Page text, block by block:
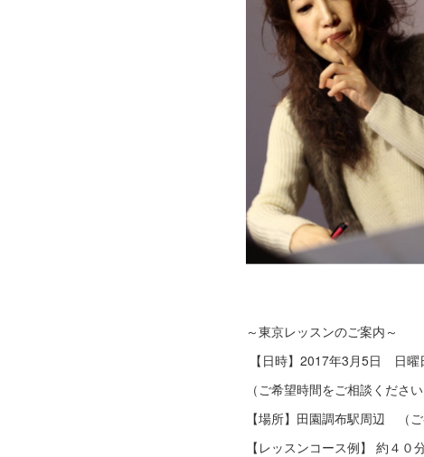
～東京レッスンのご案内～
【日時】2017
（ご希望時間をご相談ください
【場所】田園調布駅周辺 （
【レッスンコース例】 約４